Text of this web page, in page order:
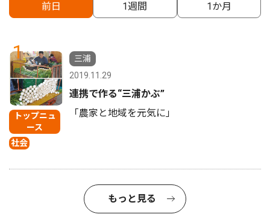
前日 1週間 1か月
1
トップニュ
ース
社会
三浦
2019.11.29
連携で作る“三浦かぶ”
「農家と地域を元気に」
もっと見る